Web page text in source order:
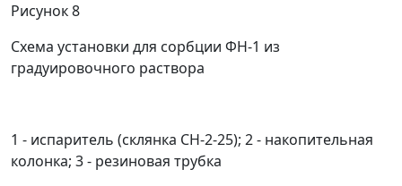
Рисунок 8
Схема установки для сорбции ФН-1 из
градуировочного раствора
1 - испаритель (склянка СН-2-25); 2- накопительная
колонка; 3- резиновая трубка